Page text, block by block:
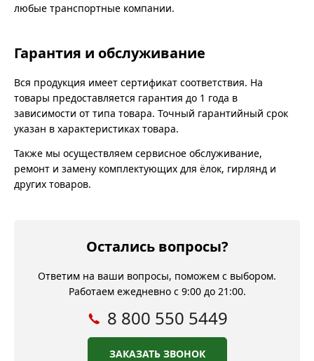
любые транспортные компании.
Гарантия и обслуживание
Вся продукция имеет сертификат соответствия. На
товары предоставляется гарантия до 1 года в
зависимости от типа товара. Точный гарантийный срок
указан в характеристиках товара.
Также мы осуществляем сервисное обслуживание,
ремонт и замену комплектующих для ёлок, гирлянд и
других товаров.
Остались вопросы?
Ответим на ваши вопросы, поможем с выбором.
Работаем ежедневно с 9:00 до 21:00.
8 800 550 5449
ЗАКАЗАТЬ ЗВОНОК